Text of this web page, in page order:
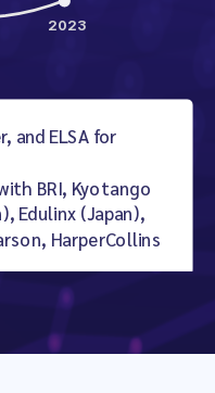
2023
and ELSA for
BRI, Kyotango
Edulinx (Japan),
HarperCollins